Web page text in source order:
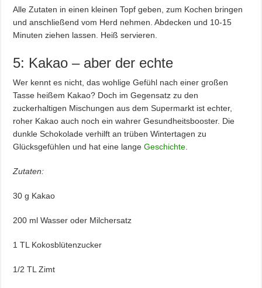
Alle Zutaten in einen kleinen Topf geben, zum Kochen bringen
und anschließend vom Herd nehmen. Abdecken und 10-15
Minuten ziehen lassen. Heiß servieren.
5: Kakao – aber der echte
Wer kennt es nicht, das wohlige Gefühl nach einer großen
Tasse heißem Kakao? Doch im Gegensatz zu den
zuckerhaltigen Mischungen aus dem Supermarkt ist echter,
roher Kakao auch noch ein wahrer Gesundheitsbooster. Die
dunkle Schokolade verhilft an trüben Wintertagen zu
Glücksgefühlen und hat eine langeGeschichte
Zutaten:
30 g Kakao
200 ml Wasser oder Milchersatz
1 TL Kokosblütenzucker
1/2 TL Zimt